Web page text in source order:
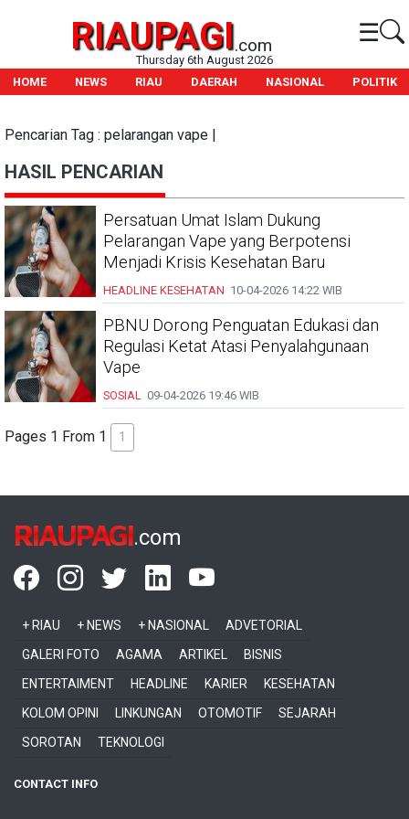
RIAUPAGI.com ☰
Thursday 6th August 2026
HOME
NEWS RIAU DAERAH NASIONAL POLITIK
Pencarian Tag : pelarangan vape |
HASIL PENCARIAN
Persatuan Umat Islam Dukung
Pelarangan Vape yang Berpotensi
Menjadi Krisis Kesehatan Baru
HEADLINE KESEHATAN 10-04-2026 14:22 WIB
PBNU Dorong Penguatan Edukasi dan
Regulasi Ketat Atasi Penyalahgunaan
Vape
SOSIAL 09-04-2026 19:46 WIB
Pages 1 From 1 1
RIAUPAGI.com
+ RIAU + NEWS + NASIONAL
ADVETORIAL
GALERI FOTO
AGAMA ARTIKEL
BISNIS
ENTERTAIMENT
HEADLINE KARIER
KESEHATAN
KOLOM OPINI
LINKUNGAN OTOMOTIF
SEJARAH
SOROTAN
TEKNOLOGI
CONTACT INFO